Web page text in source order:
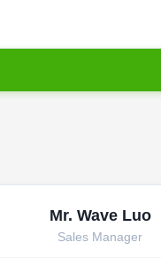
Mr. Wave Luo
Sales Manager